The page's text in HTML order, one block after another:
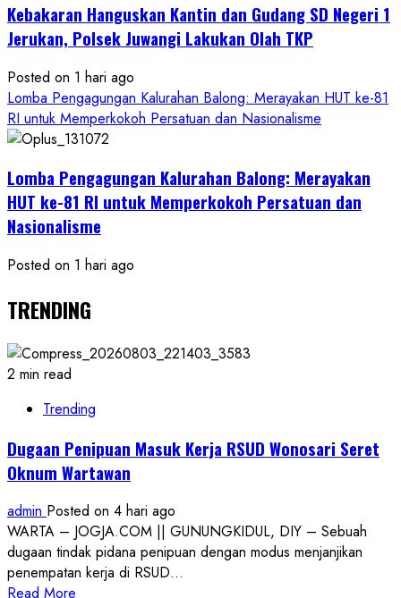
Kebakaran Hanguskan Kantin dan Gudang SD Negeri 1
Jerukan, Polsek Juwangi Lakukan Olah TKP
Posted on 1 hari ago
Lomba Pengagungan Kalurahan Balong: Merayakan HUT ke-81
RI untuk Memperkokoh Persatuan dan Nasionalisme
Lomba Pengagungan Kalurahan Balong: Merayakan
HUT ke-81 RI untuk Memperkokoh Persatuan dan
Nasionalisme
Posted on 1 hari ago
TRENDING
2 min read
Trending
Dugaan Penipuan Masuk Kerja RSUD Wonosari Seret
Oknum Wartawan
admin Posted on 4 hari ago
WARTA – JOGJA.COM || GUNUNGKIDUL, DIY – Sebuah
dugaan tindak pidana penipuan dengan modus menjanjikan
penempatan kerja di RSUD...
Read More